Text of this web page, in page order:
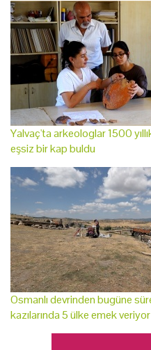
Yalvaç'ta arkeologlar 1500
eşsiz bir kap buldu
Osmanlı devrinden bugüne
kazılarında 5 ülke emek veriyor